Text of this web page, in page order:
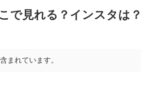
で見れる？インスタは
まれています。